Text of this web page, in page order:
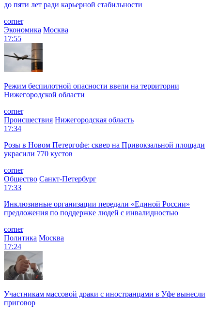
до пяти лет ради карьерной стабильности
corner
Экономика Москва
17:55
Режим беспилотной опасности ввели на территории
Нижегородской области
corner
Происшествия Нижегородская область
17:34
Розы в Новом Петергофе: сквер на Привокзальной площади
украсили 770 кустов
corner
Общество Санкт-Петербург
17:33
Инклюзивные организации передали «Единой России»
предложения по поддержке людей с инвалидностью
corner
Политика Москва
17:24
Участникам массовой драки с иностранцами в Уфе вынесли
приговор